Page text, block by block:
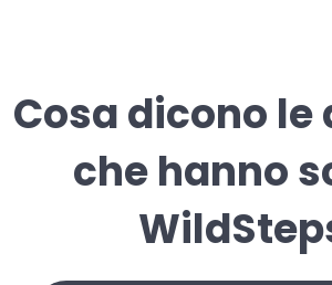
Cosa dicono le
che hanno